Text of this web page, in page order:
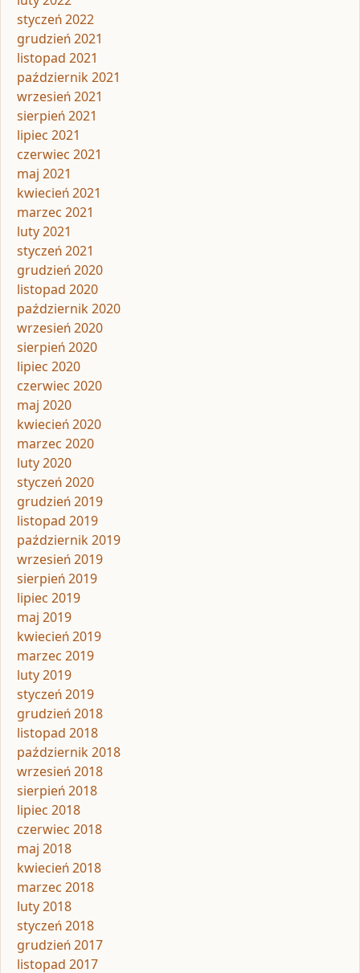
styczeń 2022
grudzień 2021
listopad 2021
październik 2021
wrzesień 2021
sierpień 2021
lipiec 2021
czerwiec 2021
maj 2021
kwiecień 2021
marzec 2021
luty 2021
styczeń 2021
grudzień 2020
listopad 2020
październik 2020
wrzesień 2020
sierpień 2020
lipiec 2020
czerwiec 2020
maj 2020
kwiecień 2020
marzec 2020
luty 2020
styczeń 2020
grudzień 2019
listopad 2019
październik 2019
wrzesień 2019
sierpień 2019
lipiec 2019
maj 2019
kwiecień 2019
marzec 2019
luty 2019
styczeń 2019
grudzień 2018
listopad 2018
październik 2018
wrzesień 2018
sierpień 2018
lipiec 2018
czerwiec 2018
maj 2018
kwiecień 2018
marzec 2018
luty 2018
styczeń 2018
grudzień 2017
listopad 2017